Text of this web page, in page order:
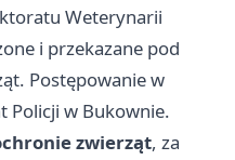
Weterynarii
i przekazane pod
Postępowanie w
Policji w Bukownie.
zwierząt, za